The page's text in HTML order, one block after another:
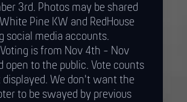
3rd. Photos may be shared
Pine KW and RedHouse
social media accounts.
is from Nov 4th - Nov
open to the public. Vote counts
displayed. We don't want the
to be swayed by previous